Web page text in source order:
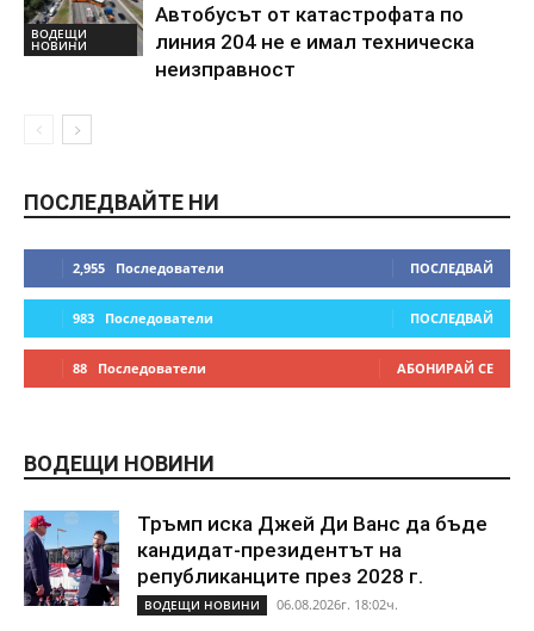
ВОДЕЩИ
НОВИНИ
Автобусът от катастрофата по
линия 204 не е имал техническа
неизправност
ПОСЛЕДВАЙТЕ НИ
2,955 Последователи ПОСЛЕДВАЙ
983 Последователи ПОСЛЕДВАЙ
88 Последователи АБОНИРАЙ СЕ
ВОДЕЩИ НОВИНИ
Тръмп иска Джей Ди Ванс да бъде
кандидат-президентът на
републиканците през 2028 г.
ВОДЕЩИ НОВИНИ 06.08.2026г. 18:02ч.